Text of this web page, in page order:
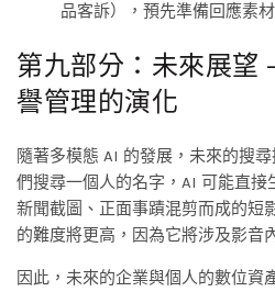
品客訴），預先準備回應素材
第九部分：未來展望
譽管理的演化
隨著多模態 AI 的發展，未來的搜
們搜尋一個人的名字，AI 可能直
新聞截圖、正面事蹟混剪而成的短
的難度將更高，因為它將涉及影音
因此，未來的企業與個人的數位資